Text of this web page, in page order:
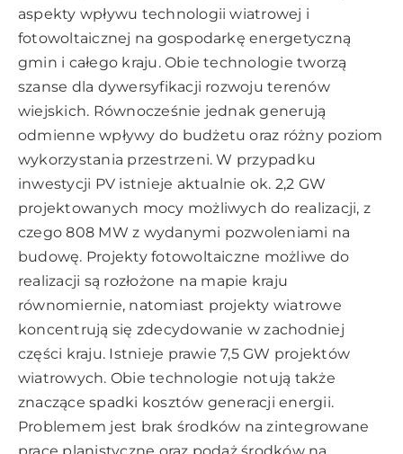
aspekty wpływu technologii wiatrowej i
fotowoltaicznej na gospodarkę energetyczną
gmin i całego kraju. Obie technologie tworzą
szanse dla dywersyfikacji rozwoju terenów
wiejskich. Równocześnie jednak generują
odmienne wpływy do budżetu oraz różny poziom
wykorzystania przestrzeni. W przypadku
inwestycji PV istnieje aktualnie ok. 2,2 GW
projektowanych mocy możliwych do realizacji, z
czego 808 MW z wydanymi pozwoleniami na
budowę. Projekty fotowoltaiczne możliwe do
realizacji są rozłożone na mapie kraju
równomiernie, natomiast projekty wiatrowe
koncentrują się zdecydowanie w zachodniej
części kraju. Istnieje prawie 7,5 GW projektów
wiatrowych. Obie technologie notują także
znaczące spadki kosztów generacji energii.
Problemem jest brak środków na zintegrowane